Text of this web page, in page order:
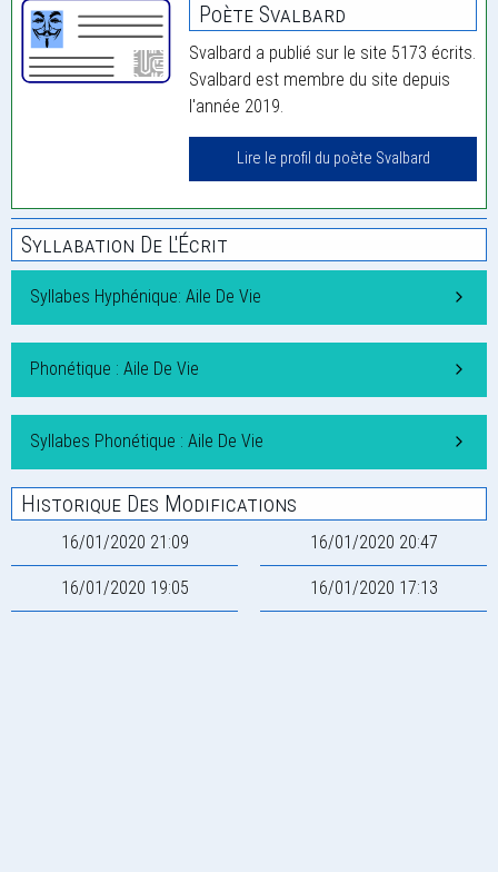
Poète Svalbard
Svalbard a publié sur le site 5173 écrits.
Svalbard est membre du site depuis
l'année 2019.
Lire le profil du poète Svalbard
Syllabation De L'Écrit
Syllabes Hyphénique: Aile De Vie
Phonétique : Aile De Vie
Syllabes Phonétique : Aile De Vie
Historique Des Modifications
16/01/2020 21:09 16/01/2020 20:47
16/01/2020 19:05 16/01/2020 17:13